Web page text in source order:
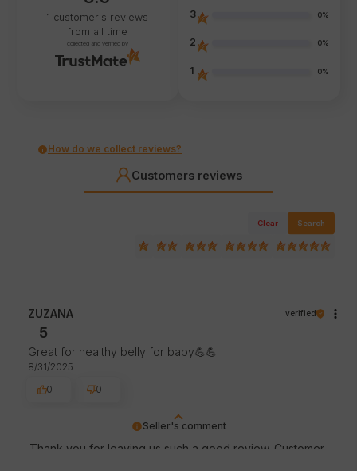
1 customer's reviews
from all time
collected and verified by
3 0%
2 0%
1 0%
How do we collect reviews?
Customers reviews
Clear Search
Seller's comment
Thank you for leaving us such a good review. Customer
ZUZANA verified
5
Great for healthy belly for baby💪💪
8/31/2025
0
0